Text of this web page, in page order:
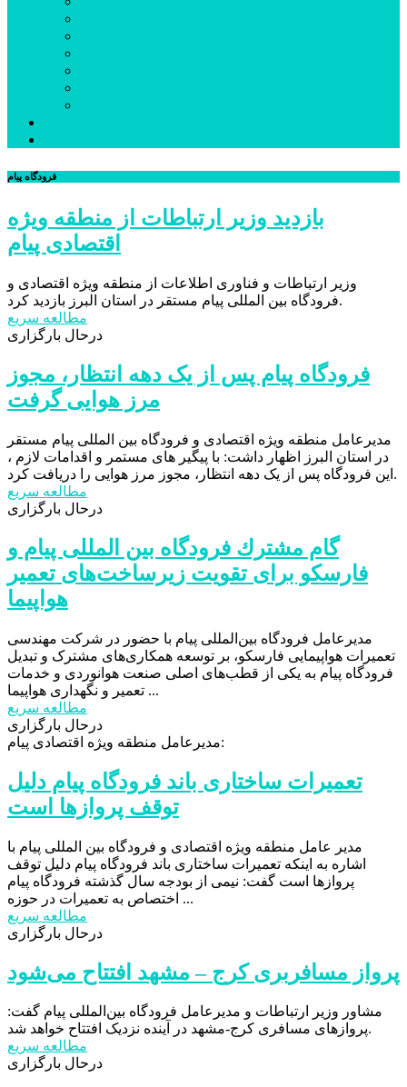
فرودگاه پیام
بازدید وزیر ارتباطات از منطقه ویژه
اقتصادی پیام
وزیر ارتباطات و فناوری اطلاعات از منطقه ویژه اقتصادی و
فرودگاه بین المللی پیام مستقر در استان البرز بازدید کرد.
مطالعه سریع
درحال بارگزاری
فرودگاه پیام پس از یک دهه انتظار، مجوز
مرز هوایی گرفت
مدیرعامل منطقه ویژه اقتصادی و فرودگاه بین المللی پیام مستقر
در استان البرز اظهار داشت: با پیگیر های مستمر و اقدامات لازم ،
این فرودگاه پس از یک دهه انتظار، مجوز مرز هوایی را دریافت کرد.
مطالعه سریع
درحال بارگزاری
گام مشترك فرودگاه بین المللی پیام و
فارسكو برای تقویت زیرساخت‌های تعمیر
هواپیما
مدیرعامل فرودگاه بین‌المللی پیام با حضور در شرکت مهندسی
تعمیرات هواپیمایی فارسکو، بر توسعه همکاری‌های مشترک و تبدیل
فرودگاه پیام به یکی از قطب‌های اصلی صنعت هوانوردی و خدمات
تعمیر و نگهداری هواپیما ...
مطالعه سریع
درحال بارگزاری
مدیرعامل منطقه ویژه اقتصادی پیام:
تعمیرات ساختاری باند فرودگاه پیام دلیل
توقف پرواز‌ها است
مدیر عامل منطقه ویژه اقتصادی و فرودگاه بین المللی پیام با
اشاره به اینکه تعمیرات ساختاری باند فرودگاه پیام دلیل توقف
پرواز‌ها است گفت: نیمی از بودجه سال گذشته فرودگاه پیام
اختصاص به تعمیرات در حوزه ...
مطالعه سریع
درحال بارگزاری
پرواز مسافربری کرج – مشهد افتتاح می‌شود
مشاور وزیر ارتباطات و مدیرعامل فرودگاه بین‌المللی پیام گفت:
پروازهای مسافری کرج-مشهد در آینده نزدیک افتتاح خواهد شد.
مطالعه سریع
درحال بارگزاری